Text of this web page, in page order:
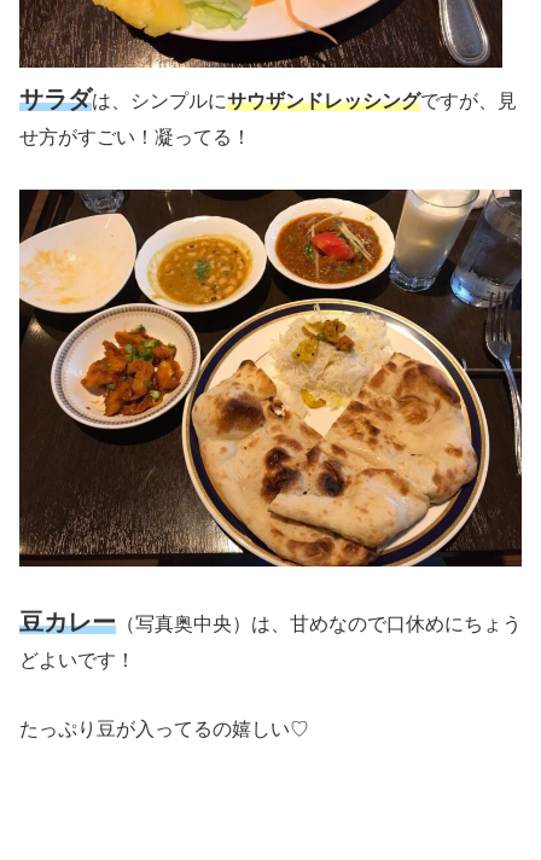
サラダは、シンプルにサウザンドレッシングですが、見
せ方がすごい！凝ってる！
豆カレー （写真奥中央）は、甘めなので口休めにちょう
どよいです！
たっぷり豆が入ってるの嬉しい♡